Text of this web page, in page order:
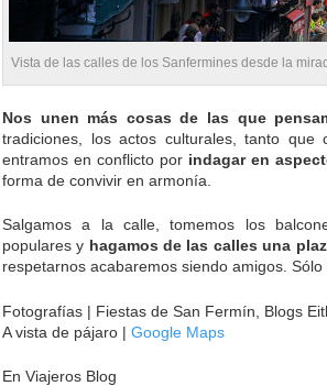
Vista de las calles de los Sanfermines desde la
Nos unen más cosas de las que
tradiciones, los actos culturales, tanto
entramos en conflicto por indagar en
forma de convivir en armonía.
Salgamos a la calle, tomemos los
populares y hagamos de las calles una
respetarnos acabaremos siendo amigos. Sólo
Fotografías | Fiestas de San Fermín, Blogs
A vista de pájaro | Google Maps
En Viajeros Blog